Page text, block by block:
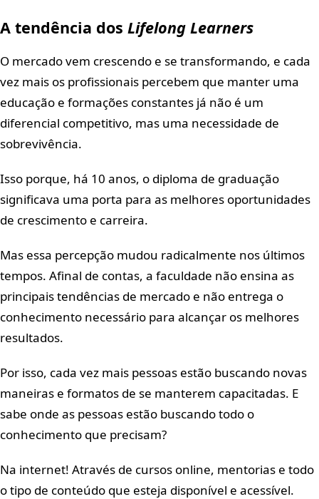
A tendência dos Lifelong Learners
O mercado vem crescendo e se transformando, e cada
vez mais os profissionais percebem que manter uma
educação e formações constantes já não é um
diferencial competitivo, mas uma necessidade de
sobrevivência.
Isso porque, há 10 anos, o diploma de graduação
significava uma porta para as melhores oportunidades
de crescimento e carreira.
Mas essa percepção mudou radicalmente nos últimos
tempos. Afinal de contas, a faculdade não ensina as
principais tendências de mercado e não entrega o
conhecimento necessário para alcançar os melhores
resultados.
Por isso, cada vez mais pessoas estão buscando novas
maneiras e formatos de se manterem capacitadas. E
sabe onde as pessoas estão buscando todo o
conhecimento que precisam?
Na internet! Através de cursos online, mentorias e todo
o tipo de conteúdo que esteja disponível e acessível.